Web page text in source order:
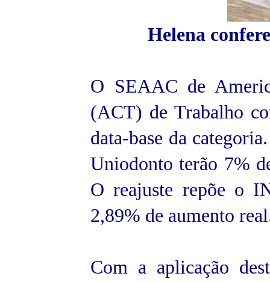
Helena
O SEAAC de
(ACT) de Trabalho
data-base da
Uniodonto terão 7%
O reajuste repõe o
2,89% de aumento
Com a aplicação